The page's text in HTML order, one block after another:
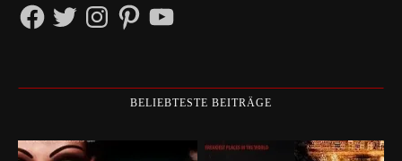
FacebookTwitterInstagramPinterestYouTube
BELIEBTESTE BEITRÄGE